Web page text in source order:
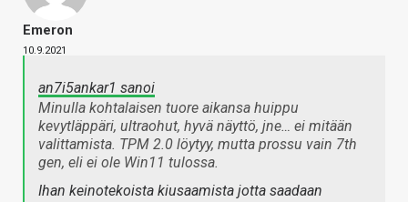
Emeron
10.9.2021
an7i5ankar1 sanoi
Minulla kohtalaisen tuore aikansa huippu
kevytläppäri, ultraohut, hyvä näyttö, jne… ei mitään
valittamista. TPM 2.0 löytyy, mutta prossu vain 7th
gen, eli ei ole Win11 tulossa.
Ihan keinotekoista kiusaamista jotta saadaan